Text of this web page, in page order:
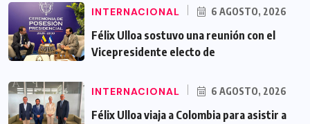
INTERNACIONAL 6 AGOSTO, 2026
Félix Ulloa sostuvo una reunión con el
Vicepresidente electo de
INTERNACIONAL 6 AGOSTO, 2026
Félix Ulloa viaja a Colombia para asistir a